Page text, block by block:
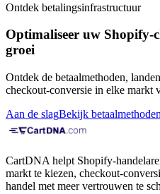
Ontdek betalingsinfrastructuur
Optimaliseer uw Shopify-
groei
Ontdek de betaalmethoden,
checkout-conversie in elke markt
Aan de slagBekijk betaalmethoden
CartDNA helpt Shopify-
markt te kiezen, checkout-
handel met meer vertrouwen te